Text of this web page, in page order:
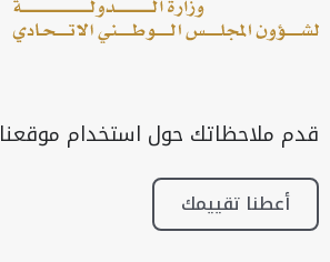
قدم ملاحظاتك حول استخدام موقعنا
أعطنا تقييمك